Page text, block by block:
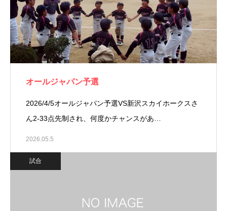
オールジャパン予選
2026/4/5オールジャパン予選VS新沢スカイホークスさ
ん⁡2-33点先制され、何度かチャンスがあ…
2026.05.5
試合